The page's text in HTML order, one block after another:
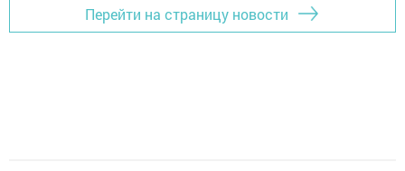
Перейти на страницу новости